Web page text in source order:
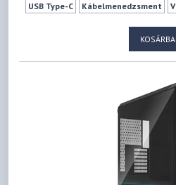
USB Type-C
Kábelmenedzsment
KOSÁRBA